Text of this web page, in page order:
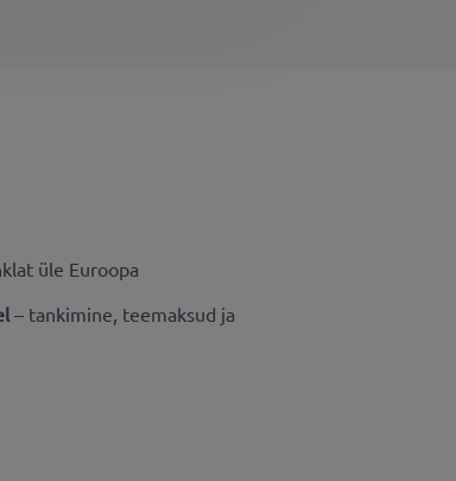
üle Euroopa
– tankimine, teemaksud ja